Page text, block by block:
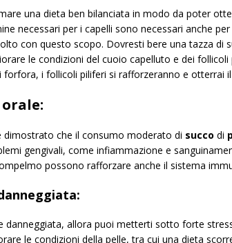
una dieta ben bilanciata in modo da poter
necessari per i capelli sono necessari anche per
con questo scopo. Dovresti bere una tazza di
le condizioni del cuoio capelluto e dei follicoli
forfora, i follicoli piliferi si rafforzeranno e otterrai
dimostrato che il consumo moderato di succo di
gengivali, come infiammazione e
possono rafforzare anche il sistema
danneggiata, allora puoi metterti sotto forte
le condizioni della pelle, tra cui una dieta